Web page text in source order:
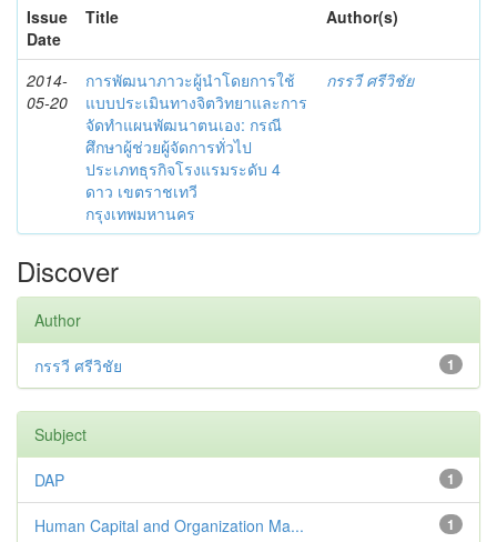
Issue
Date
Title Author(s)
2014-
05-20
การพัฒนาภาวะผู้นำโดยการใช้
แบบประเมินทางจิตวิทยาและการ
จัดทำแผนพัฒนาตนเอง: กรณี
ศึกษาผู้ช่วยผู้จัดการทั่วไป
ประเภทธุรกิจโรงแรมระดับ 4
ดาว เขตราชเทวี
กรุงเทพมหานคร
กรรวี ศรีวิชัย
Discover
Author
1
กรรวี ศรีวิชัย
Subject
1
DAP
1
Human Capital and Organization Ma...